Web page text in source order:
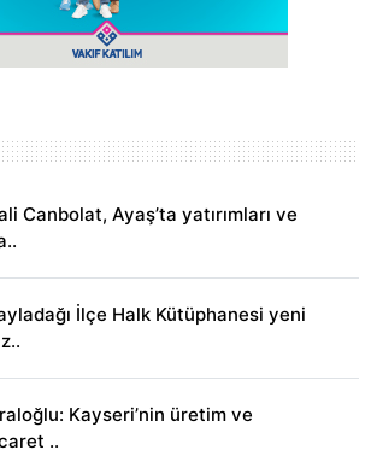
Canbolat, Ayaş’ta yatırımları ve
İlçe Halk Kütüphanesi yeni
Kayseri’nin üretim ve
..